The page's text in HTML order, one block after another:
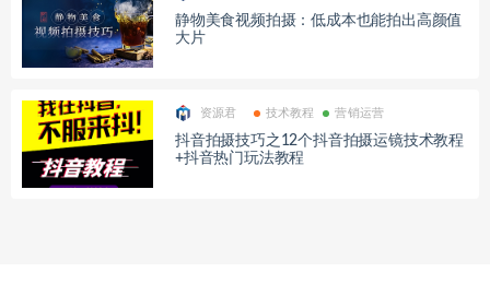
静物美食视频拍摄：低成本也能拍出高颜值
大片
资源君 技术教程 营销运营
抖音拍摄技巧之12个抖音拍摄运镜技术教程
+抖音热门玩法教程